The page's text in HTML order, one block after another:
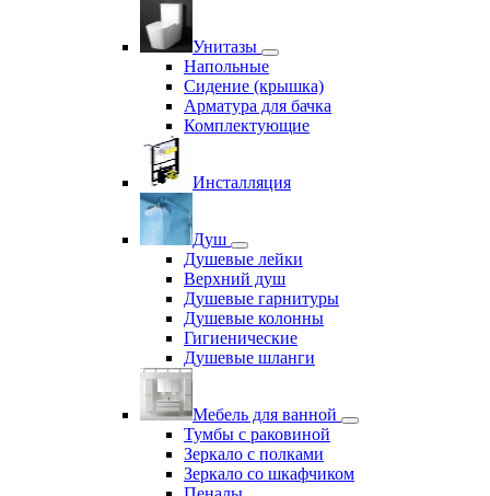
Унитазы
Напольные
Сидение (крышка)
Арматура для бачка
Комплектующие
Инсталляция
Душ
Душевые лейки
Верхний душ
Душевые гарнитуры
Душевые колонны
Гигиенические
Душевые шланги
Мебель для ванной
Тумбы с раковиной
Зеркало с полками
Зеркало со шкафчиком